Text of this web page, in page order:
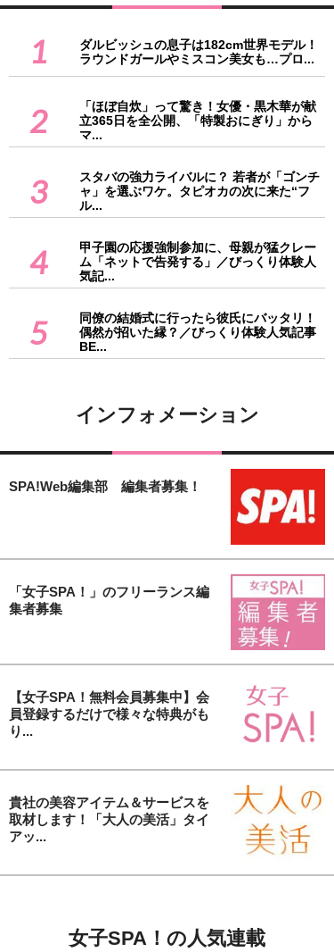
1
ダルビッシュの息子は182cm世界モデル！
ラウンドガールやミスコン美女も…プロ...
2
「ほぼ自炊」って驚き！女優・黒木華が献
立365日を全公開、「特製おにぎり」から
マ...
3
スタバの強力ライバルに？ 若者が「ゴンチ
ャ」を選ぶワケ。タピオカの次に来た“フ
ル...
4
甲子園の応援強制参加に、母親が猛クレー
ム「ネットで告発する」／びっくり体験人
気記...
5
同僚の結婚式に行ったら彼氏にバッタリ！
偶然が招いた縁？／びっくり体験人気記事
BE...
インフォメーション
SPA!Web編集部 編集者募集！
「女子SPA！」のフリーランス編
集者募集
【女子SPA！無料会員募集中】会
員登録するだけで様々な特典がも
り...
貴社の美容アイテム＆サービスを
取材します！「大人の美活」タイ
アッ...
女子SPA！の人気連載